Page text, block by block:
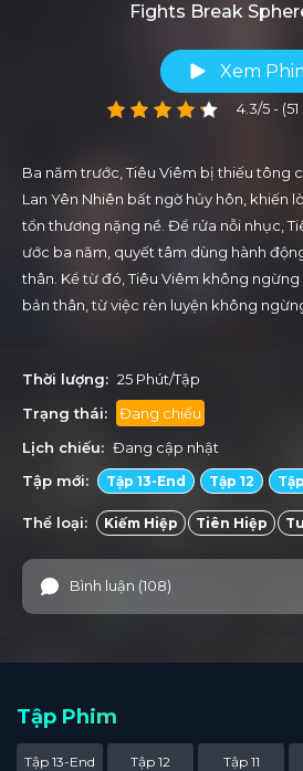
Fights Break
Xem
4.3/5 -
Ba năm trước, Tiêu Viêm bị thiếu tông
Lan Yên Nhiên bất ngờ hủy hôn, khiến
tổn thương nặng nề. Để rửa nỗi nhục,
ước ba năm, quyết tâm dùng hành
thân. Kể từ đó, Tiêu Viêm không
bản thân, từ việc rèn luyện không
dị hỏa, mọi gian khổ đều trở thành
thành của hắn và chứng minh cho câu
Đông, ba mươi năm Hà Tây, đừng xem
bước trước bất kỳ thử thách nào. Hành
khẳng định bản thân của Tiêu Viêm
Thời lượng: 25 Phút/Tập
Trạng thái:
Đang chiếu
Lịch chiếu: Đang cập nhật
Tập mới:
Tập 13-End Tập 12
Thể loại: Kiếm Hiệp Tiên Hiệp
Bình luận (108)
Tập Phim
Tập 13-End Tập 12 Tập 11